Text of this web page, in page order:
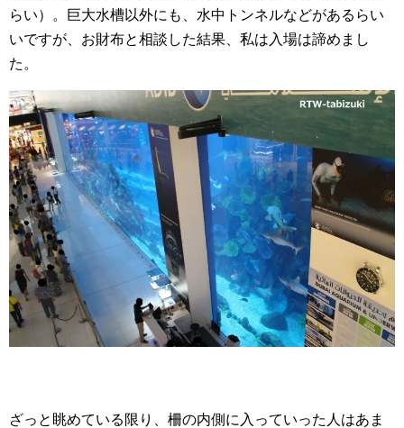
らい）。巨大水槽以外にも、水中トンネルなどがあるらい
いですが、お財布と相談した結果、私は入場は諦めまし
た。
ざっと眺めている限り、柵の内側に入っていった人はあま